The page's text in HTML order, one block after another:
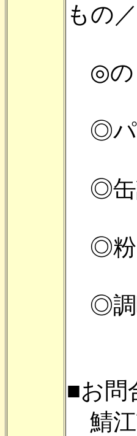
もの
◎の
◎パ
◎缶
◎粉
◎調
■お問
鯖江